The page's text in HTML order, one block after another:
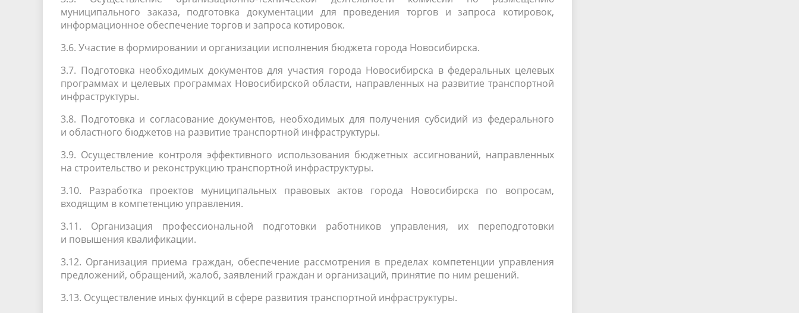
муниципального заказа, подготовка документации для проведения торгов и запроса котировок,
информационное обеспечение торгов и запроса котировок.
3.6. Участие в формировании и организации исполнения бюджета города Новосибирска.
3.7. Подготовка необходимых документов для участия города Новосибирска в федеральных целевых
программах и целевых программах Новосибирской области, направленных на развитие транспортной
инфраструктуры.
3.8. Подготовка и согласование документов, необходимых для получения субсидий из федерального
и областного бюджетов на развитие транспортной инфраструктуры.
3.9. Осуществление контроля эффективного использования бюджетных ассигнований, направленных
на строительство и реконструкцию транспортной инфраструктуры.
3.10. Разработка проектов муниципальных правовых актов города Новосибирска по вопросам,
входящим в компетенцию управления.
3.11. Организация профессиональной подготовки работников управления, их переподготовки
и повышения квалификации.
3.12. Организация приема граждан, обеспечение рассмотрения в пределах компетенции управления
предложений, обращений, жалоб, заявлений граждан и организаций, принятие по ним решений.
3.13. Осуществление иных функций в сфере развития транспортной инфраструктуры.